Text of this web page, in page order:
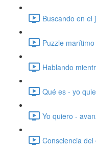
Buscando en el
Puzzle
Hablando
Qué es - yo
Yo quiero -
Consciencia